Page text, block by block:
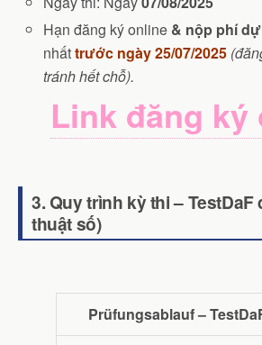
Hạn đăng ký online & nộp phí
nhấttrước ngày 25/07/2025
tránh hết chỗ).
Link đăng ký
3. Quy trình kỳ thi – TestDaF
thuật số)
Prüfungsablauf –